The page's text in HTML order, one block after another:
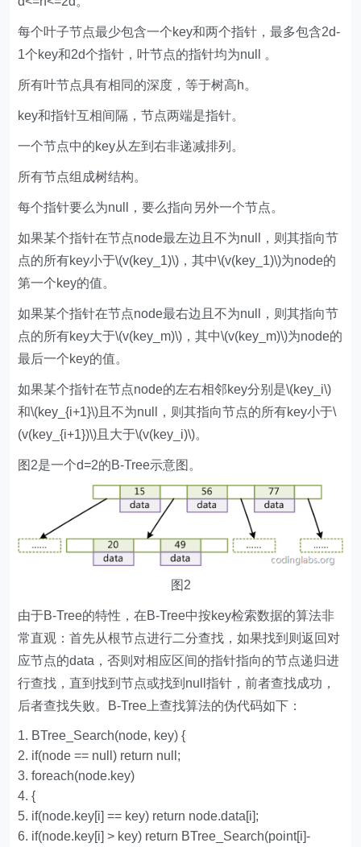
每个叶子节点最少包含一个key和两个指针，最多包含2d-
1个key和2d个指针，叶节点的指针均为null 。
所有叶节点具有相同的深度，等于树高h。
key和指针互相间隔，节点两端是指针。
一个节点中的key从左到右非递减排列。
所有节点组成树结构。
每个指针要么为null，要么指向另外一个节点。
如果某个指针在节点node最左边且不为null，则其指向节
点的所有key小于\(v(key_1)\)，其中\(v(key_1)\)为node的
第一个key的值。
如果某个指针在节点node最右边且不为null，则其指向节
点的所有key大于\(v(key_m)\)，其中\(v(key_m)\)为node的
最后一个key的值。
如果某个指针在节点node的左右相邻key分别是\(key_i\)
和\(key_{i+1}\)且不为null，则其指向节点的所有key小于\
(v(key_{i+1})\)且大于\(v(key_i)\)。
图2是一个d=2的B-Tree示意图。
图2
由于B-Tree的特性，在B-Tree中按key检索数据的算法非
常直观：首先从根节点进行二分查找，如果找到则返回对
应节点的data，否则对相应区间的指针指向的节点递归进
行查找，直到找到节点或找到null指针，前者查找成功，
后者查找失败。B-Tree上查找算法的伪代码如下：
BTree_Search(node, key) {
if(node== null) return null ;
foreach(node.key)
{
if(node.key[i] == key) return node.data[i];
if(node.key[i] > key) return BTree_Search(point[i]-